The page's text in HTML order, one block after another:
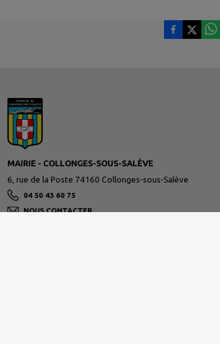
MAIRIE - COLLONGES-SOUS-SALÈVE
6, rue de la Poste 74160 Collonges-sous-Salève
04 50 43 60 75
NOUS CONTACTER